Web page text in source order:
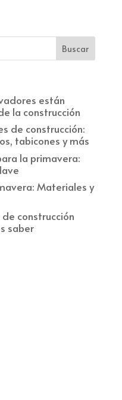
están
la construcción
de construcción:
tabicones y más
la primavera:
Materiales y
construcción
saber